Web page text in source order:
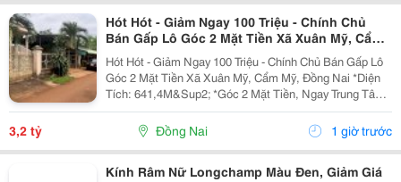
Hót Hót - Giảm Ngay 100 Triệu - Chính Chủ
Bán Gấp Lô Góc 2 Mặt Tiền Xã Xuân Mỹ, Cẩm
Mỹ, Đồng Nai
Hót Hót - Giảm Ngay 100 Triệu - Chính Chủ Bán Gấp Lô
Góc 2 Mặt Tiền Xã Xuân Mỹ, Cẩm Mỹ, Đồng Nai *Diện
Tích: 641,4M&Sup2; *Góc 2 Mặt Tiền, Ngay Trung Tâm,
Thuận Tiện Kinh Doanh Đa Ngành Nghề. Cách Quốc Lộ
764 Chỉ Khoảng 400M. *Pháp Lý Sổ Hồng...
3,2 tỷ Đồng Nai 1 giờ trước
Kính Râm Nữ Longchamp Màu Đen, Giảm Giá